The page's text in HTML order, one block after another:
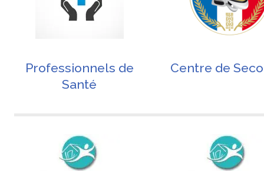
Professionnels de
Santé
Centre de